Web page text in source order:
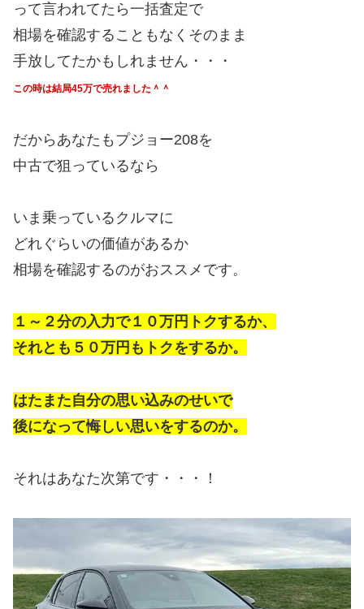
って言われてたら一括査定で
相場を確認することもなくそのまま
手放してたかもしれません・・・
この時は結局45万で売れました＾＾
だからあなたもプジョー208を
中古で狙っているなら
いま乗っているクルマに
どれぐらいの価値があるか
相場を確認するのがおススメです。
１～２分の入力で１０万円トクするか、
それとも５０万円もトクをするか。
はたまた自分の思い込みのせいで
後になって悔しい思いをするのか。
それはあなた次第です・・・！